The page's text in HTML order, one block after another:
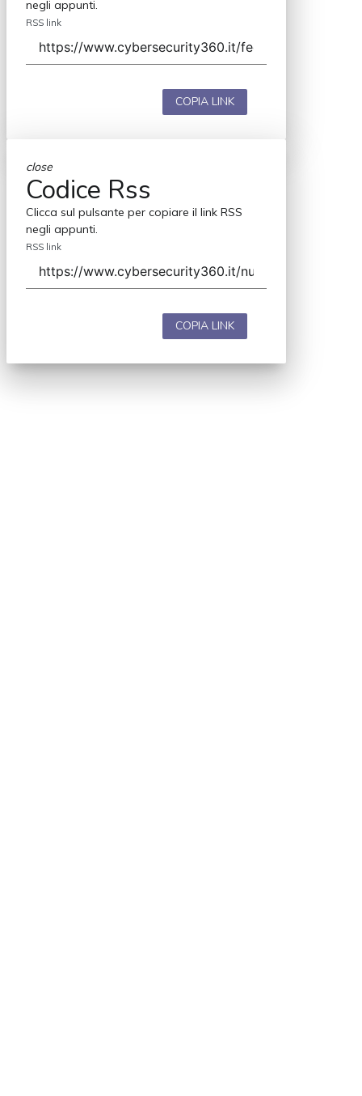
negli appunti.
RSS link
COPIA LINK
close
Codice Rss
Clicca sul pulsante per copiare il link RSS
negli appunti.
RSS link
COPIA LINK